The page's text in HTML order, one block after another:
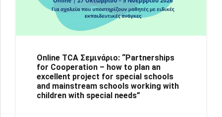
Online TCA Σεμινάριο: “Partnerships
for Cooperation – how to plan an
excellent project for special schools
and mainstream schools working with
children with special needs”